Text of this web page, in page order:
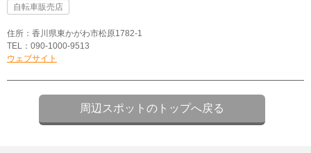
自転車販売店
住所：香川県東かがわ市松原1782-1
TEL：090-1000-9513
ウェブサイト
周辺スポットのトップへ戻る